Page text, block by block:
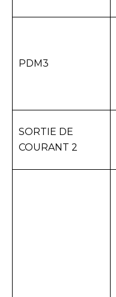
PDM3
SORTIE DE
COURANT 2